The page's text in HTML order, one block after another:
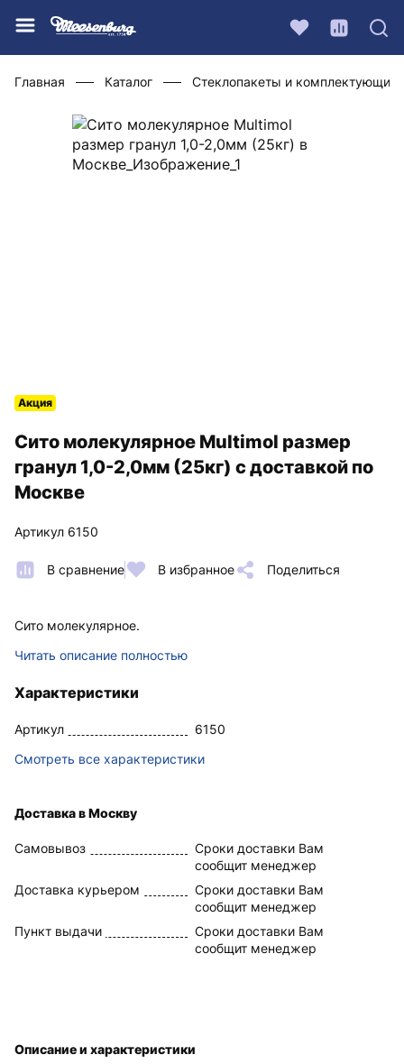
Главная Каталог Стеклопакеты и комплектующие
Сито молекулярное Multimol размер
гранул 1,0-2,0мм (25кг) с доставкой по
Москве
Артикул 6150
В сравнение В избранное Поделиться
Акция
Сито молекулярное.
Читать описание полностью
Характеристики
Артикул
6150
Смотреть все характеристики
Доставка в Москву
Самовывоз
Сроки доставки Вам
сообщит менеджер
Доставка курьером
Сроки доставки Вам
сообщит менеджер
Пункт выдачи
Сроки доставки Вам
сообщит менеджер
Описание и характеристики